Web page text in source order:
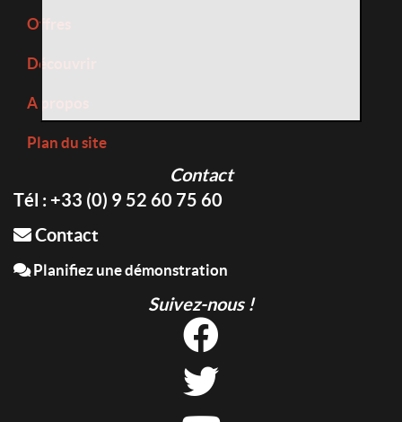
Offres
Découvrir
A propos
Plan du site
Contact
Tél : +33 (0) 9 52 60 75 60
Contact
Planifiez une démonstration
Suivez-nous !